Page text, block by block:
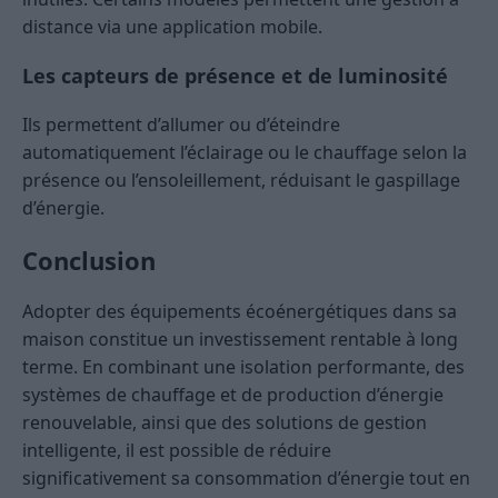
distance via une application mobile.
Les capteurs de présence et de luminosité
Ils permettent d’allumer ou d’éteindre
automatiquement l’éclairage ou le chauffage selon la
présence ou l’ensoleillement, réduisant le gaspillage
d’énergie.
Conclusion
Adopter des équipements écoénergétiques dans sa
maison constitue un investissement rentable à long
terme. En combinant une isolation performante, des
systèmes de chauffage et de production d’énergie
renouvelable, ainsi que des solutions de gestion
intelligente, il est possible de réduire
significativement sa consommation d’énergie tout en